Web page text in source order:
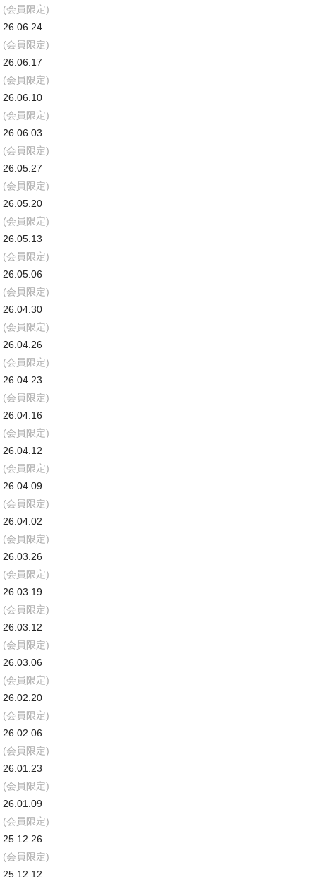
(会員限定)
26.06.24
(会員限定)
26.06.17
(会員限定)
26.06.10
(会員限定)
26.06.03
(会員限定)
26.05.27
(会員限定)
26.05.20
(会員限定)
26.05.13
(会員限定)
26.05.06
(会員限定)
26.04.30
(会員限定)
26.04.26
(会員限定)
26.04.23
(会員限定)
26.04.16
(会員限定)
26.04.12
(会員限定)
26.04.09
(会員限定)
26.04.02
(会員限定)
26.03.26
(会員限定)
26.03.19
(会員限定)
26.03.12
(会員限定)
26.03.06
(会員限定)
26.02.20
(会員限定)
26.02.06
(会員限定)
26.01.23
(会員限定)
26.01.09
(会員限定)
25.12.26
(会員限定)
25.12.12